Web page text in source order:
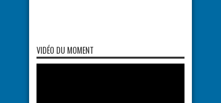
VIDÉO DU MOMENT